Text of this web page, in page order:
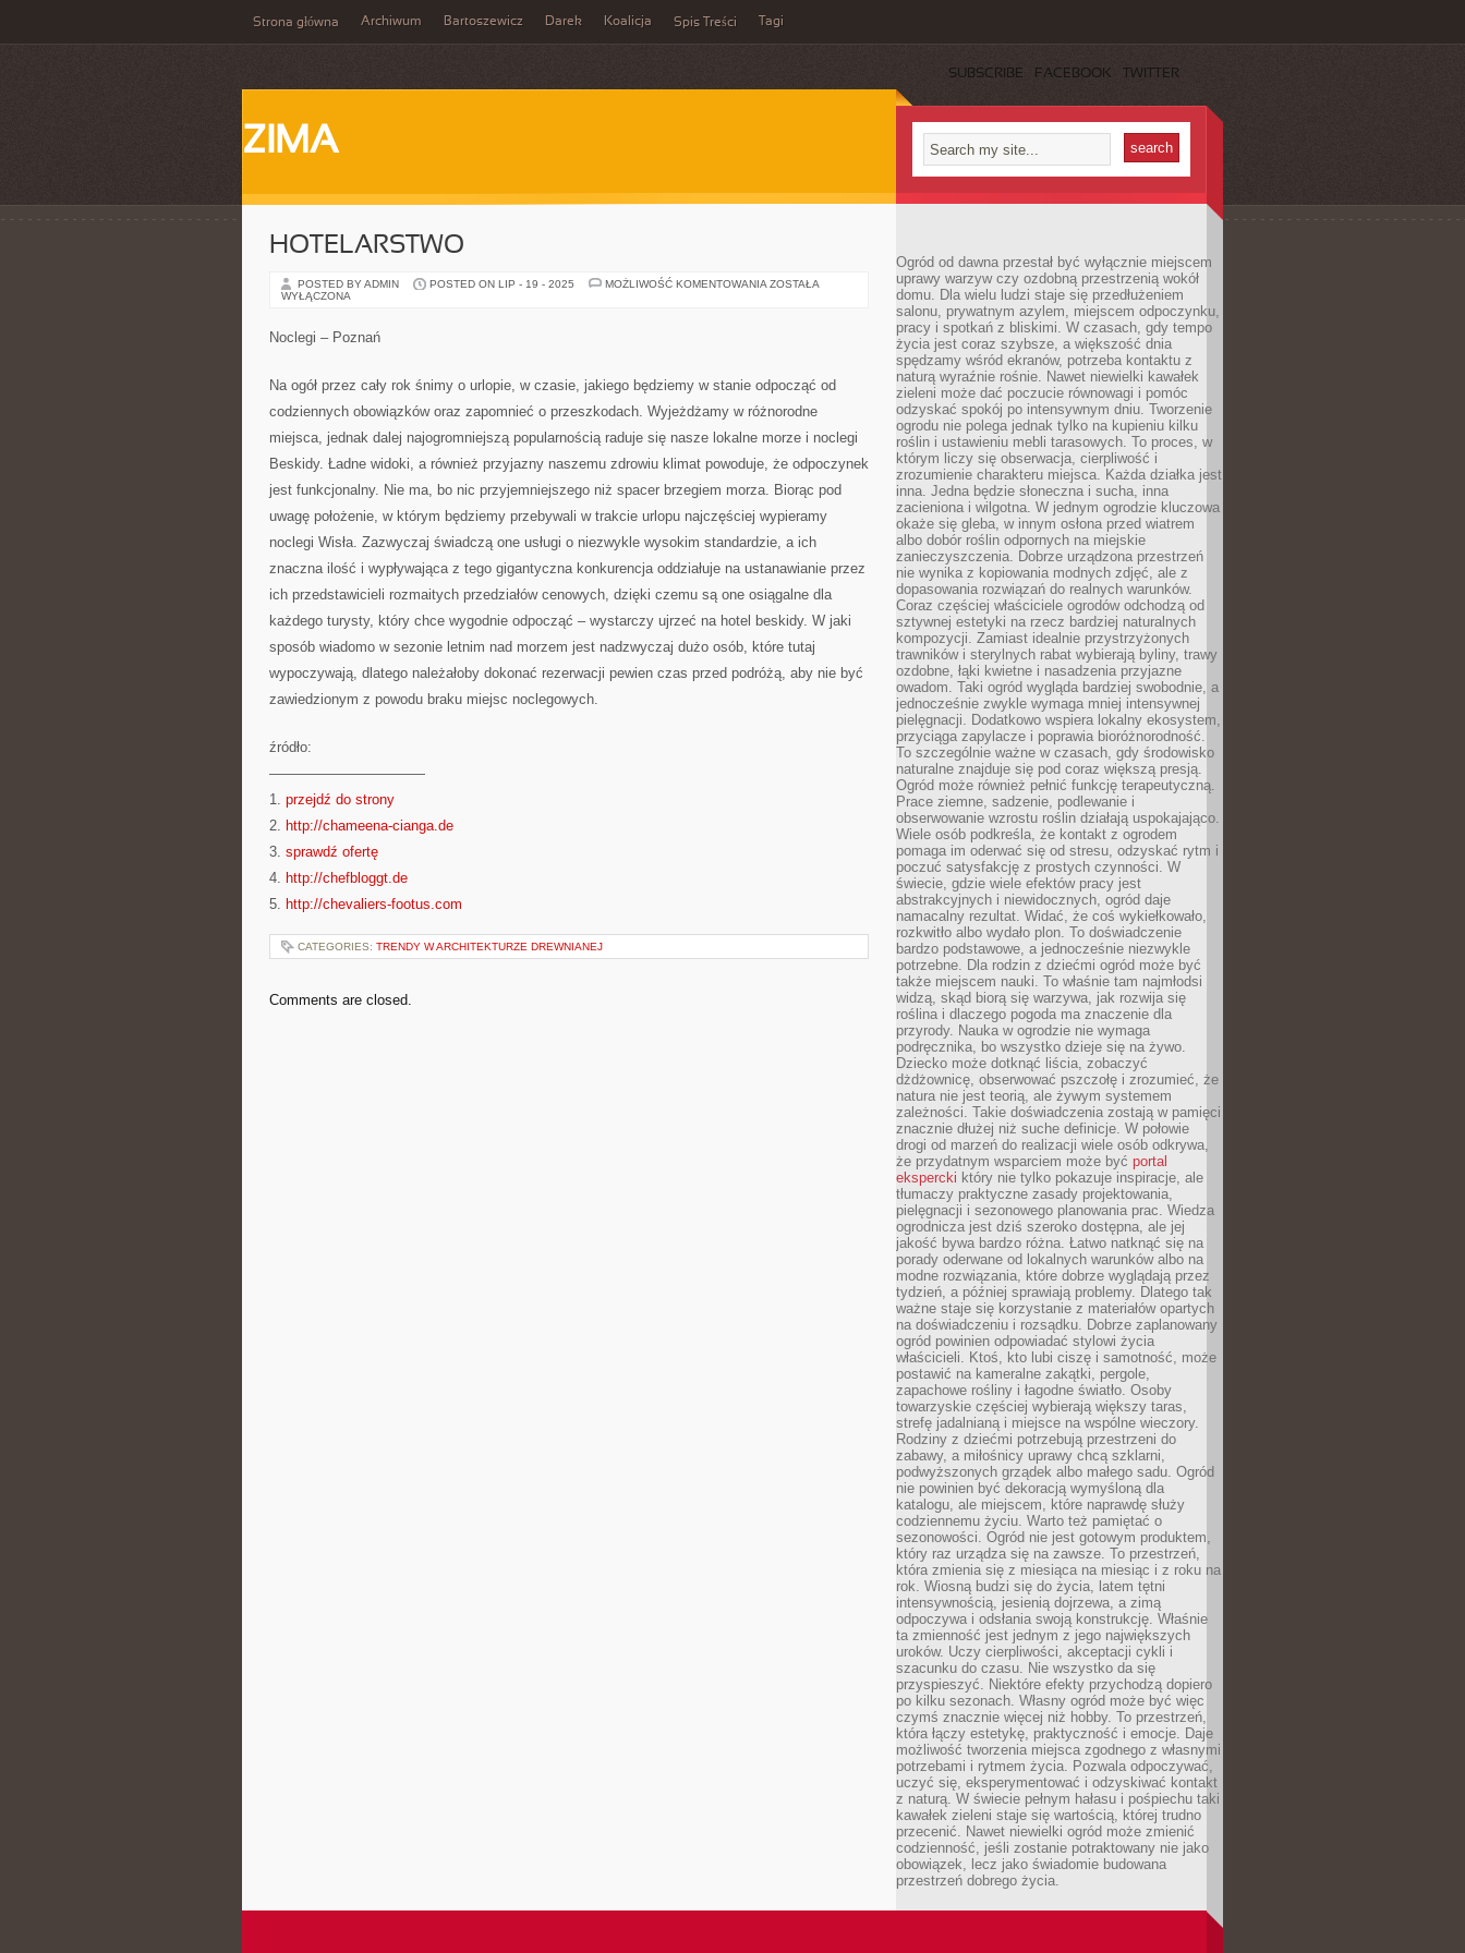
Strona główna Archiwum Bartoszewicz Darek Koalicja Spis Treści Tagi
SUBSCRIBE FACEBOOK TWITTER
ZIMA
HOTELARSTWO
POSTED BY ADMIN POSTED ON LIP - 19 - 2025 MOŻLIWOŚĆ KOMENTOWANIA HOTELARSTWO
ZOSTAŁA
WYŁĄCZONA
Noclegi – Poznań
Na ogół przez cały rok śnimy o urlopie, w czasie, jakiego będziemy w stanie odpocząć od
codziennych obowiązków oraz zapomnieć o przeszkodach. Wyjeżdżamy w różnorodne
miejsca, jednak dalej najogromniejszą popularnością raduje się nasze lokalne morze i noclegi
Beskidy. Ładne widoki, a również przyjazny naszemu zdrowiu klimat powoduje, że odpoczynek
jest funkcjonalny. Nie ma, bo nic przyjemniejszego niż spacer brzegiem morza. Biorąc pod
uwagę położenie, w którym będziemy przebywali w trakcie urlopu najczęściej wypieramy
noclegi Wisła. Zazwyczaj świadczą one usługi o niezwykle wysokim standardzie, a ich
znaczna ilość i wypływająca z tego gigantyczna konkurencja oddziałuje na ustanawianie przez
ich przedstawicieli rozmaitych przedziałów cenowych, dzięki czemu są one osiągalne dla
każdego turysty, który chce wygodnie odpocząć – wystarczy ujrzeć na hotel beskidy. W jaki
sposób wiadomo w sezonie letnim nad morzem jest nadzwyczaj dużo osób, które tutaj
wypoczywają, dlatego należałoby dokonać rezerwacji pewien czas przed podróżą, aby nie być
zawiedzionym z powodu braku miejsc noclegowych.
źródło:
———————————
1. przejdź do strony
2. http://chameena-cianga.de
3. sprawdź ofertę
4. http://chefbloggt.de
5. http://chevaliers-footus.com
CATEGORIES: TRENDY W ARCHITEKTURZE DREWNIANEJ
Comments are closed.
Ogród od dawna przestał być wyłącznie miejscem
uprawy warzyw czy ozdobną przestrzenią wokół
domu. Dla wielu ludzi staje się przedłużeniem
salonu, prywatnym azylem, miejscem odpoczynku,
pracy i spotkań z bliskimi. W czasach, gdy tempo
życia jest coraz szybsze, a większość dnia
spędzamy wśród ekranów, potrzeba kontaktu z
naturą wyraźnie rośnie. Nawet niewielki kawałek
zieleni może dać poczucie równowagi i pomóc
odzyskać spokój po intensywnym dniu. Tworzenie
ogrodu nie polega jednak tylko na kupieniu kilku
roślin i ustawieniu mebli tarasowych. To proces, w
którym liczy się obserwacja, cierpliwość i
zrozumienie charakteru miejsca. Każda działka jest
inna. Jedna będzie słoneczna i sucha, inna
zacieniona i wilgotna. W jednym ogrodzie kluczowa
okaże się gleba, w innym osłona przed wiatrem
albo dobór roślin odpornych na miejskie
zanieczyszczenia. Dobrze urządzona przestrzeń
nie wynika z kopiowania modnych zdjęć, ale z
dopasowania rozwiązań do realnych warunków.
Coraz częściej właściciele ogrodów odchodzą od
sztywnej estetyki na rzecz bardziej naturalnych
kompozycji. Zamiast idealnie przystrzyżonych
trawników i sterylnych rabat wybierają byliny, trawy
ozdobne, łąki kwietne i nasadzenia przyjazne
owadom. Taki ogród wygląda bardziej swobodnie, a
jednocześnie zwykle wymaga mniej intensywnej
pielęgnacji. Dodatkowo wspiera lokalny ekosystem,
przyciąga zapylacze i poprawia bioróżnorodność.
To szczególnie ważne w czasach, gdy środowisko
naturalne znajduje się pod coraz większą presją.
Ogród może również pełnić funkcję terapeutyczną.
Prace ziemne, sadzenie, podlewanie i
obserwowanie wzrostu roślin działają uspokajająco.
Wiele osób podkreśla, że kontakt z ogrodem
pomaga im oderwać się od stresu, odzyskać rytm i
poczuć satysfakcję z prostych czynności. W
świecie, gdzie wiele efektów pracy jest
abstrakcyjnych i niewidocznych, ogród daje
namacalny rezultat. Widać, że coś wykiełkowało,
rozkwitło albo wydało plon. To doświadczenie
bardzo podstawowe, a jednocześnie niezwykle
potrzebne. Dla rodzin z dziećmi ogród może być
także miejscem nauki. To właśnie tam najmłodsi
widzą, skąd biorą się warzywa, jak rozwija się
roślina i dlaczego pogoda ma znaczenie dla
przyrody. Nauka w ogrodzie nie wymaga
podręcznika, bo wszystko dzieje się na żywo.
Dziecko może dotknąć liścia, zobaczyć
dżdżownicę, obserwować pszczołę i zrozumieć, że
natura nie jest teorią, ale żywym systemem
zależności. Takie doświadczenia zostają w pamięci
znacznie dłużej niż suche definicje. W połowie
drogi od marzeń do realizacji wiele osób odkrywa,
że przydatnym wsparciem może być portal
ekspercki który nie tylko pokazuje inspiracje, ale
tłumaczy praktyczne zasady projektowania,
pielęgnacji i sezonowego planowania prac. Wiedza
ogrodnicza jest dziś szeroko dostępna, ale jej
jakość bywa bardzo różna. Łatwo natknąć się na
porady oderwane od lokalnych warunków albo na
modne rozwiązania, które dobrze wyglądają przez
tydzień, a później sprawiają problemy. Dlatego tak
ważne staje się korzystanie z materiałów opartych
na doświadczeniu i rozsądku. Dobrze zaplanowany
ogród powinien odpowiadać stylowi życia
właścicieli. Ktoś, kto lubi ciszę i samotność, może
postawić na kameralne zakątki, pergole,
zapachowe rośliny i łagodne światło. Osoby
towarzyskie częściej wybierają większy taras,
strefę jadalnianą i miejsce na wspólne wieczory.
Rodziny z dziećmi potrzebują przestrzeni do
zabawy, a miłośnicy uprawy chcą szklarni,
podwyższonych grządek albo małego sadu. Ogród
nie powinien być dekoracją wymyśloną dla
katalogu, ale miejscem, które naprawdę służy
codziennemu życiu. Warto też pamiętać o
sezonowości. Ogród nie jest gotowym produktem,
który raz urządza się na zawsze. To przestrzeń,
która zmienia się z miesiąca na miesiąc i z roku na
rok. Wiosną budzi się do życia, latem tętni
intensywnością, jesienią dojrzewa, a zimą
odpoczywa i odsłania swoją konstrukcję. Właśnie
ta zmienność jest jednym z jego największych
uroków. Uczy cierpliwości, akceptacji cykli i
szacunku do czasu. Nie wszystko da się
przyspieszyć. Niektóre efekty przychodzą dopiero
po kilku sezonach. Własny ogród może być więc
czymś znacznie więcej niż hobby. To przestrzeń,
która łączy estetykę, praktyczność i emocje. Daje
możliwość tworzenia miejsca zgodnego z własnymi
potrzebami i rytmem życia. Pozwala odpoczywać,
uczyć się, eksperymentować i odzyskiwać kontakt
z naturą. W świecie pełnym hałasu i pośpiechu taki
kawałek zieleni staje się wartością, której trudno
przecenić. Nawet niewielki ogród może zmienić
codzienność, jeśli zostanie potraktowany nie jako
obowiązek, lecz jako świadomie budowana
przestrzeń dobrego życia.